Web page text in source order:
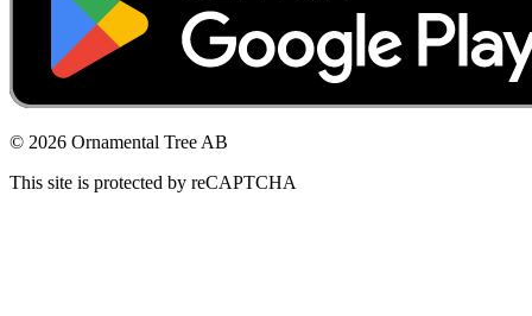
© 2026 Ornamental Tree AB
This site is protected by reCAPTCHA